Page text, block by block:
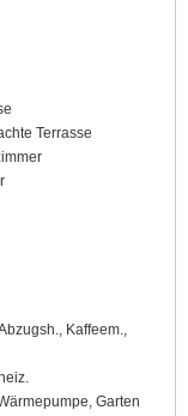
Terrasse
Kaffeem.,
Garten